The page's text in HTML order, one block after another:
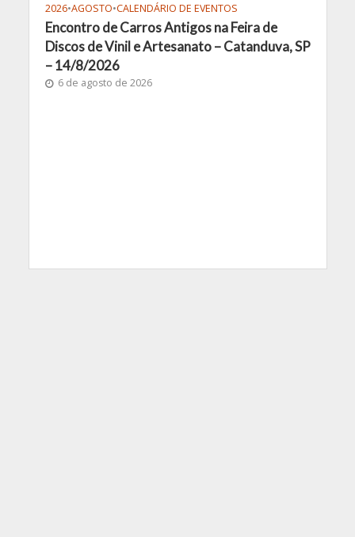
2026•AGOSTO•CALENDÁRIO DE EVENTOS
Encontro de Carros Antigos na Feira de
Discos de Vinil e Artesanato – Catanduva, SP
– 14/8/2026
6 de agosto de 2026